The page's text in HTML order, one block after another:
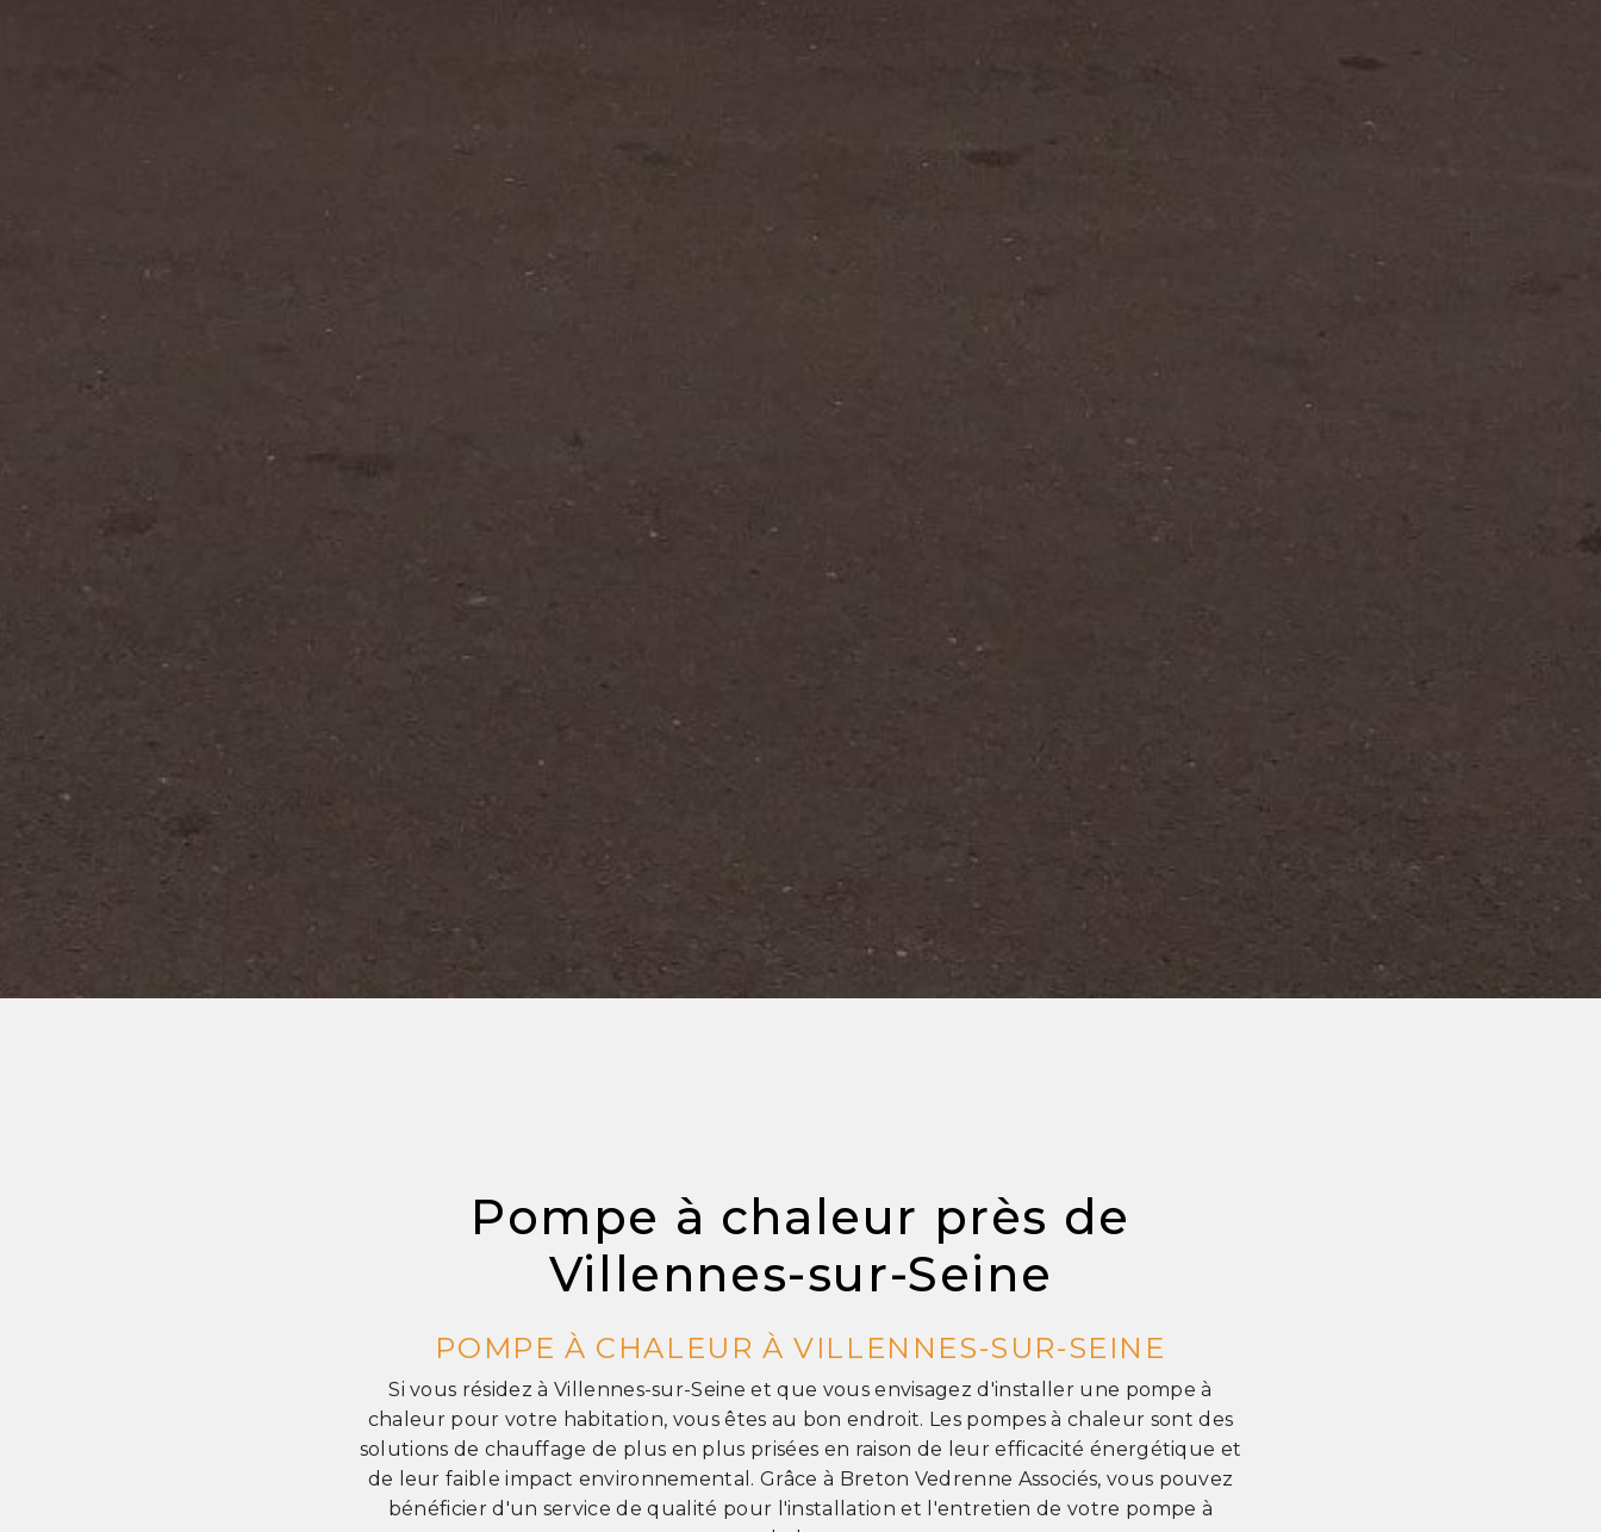
Pompe à chaleur près de
Villennes-sur-Seine
POMPE À CHALEUR À VILLENNES-SUR-SEINE
Si vous résidez à Villennes-sur-Seine et que vous envisagez d'installer une pompe à
chaleur pour votre habitation, vous êtes au bon endroit. Les pompes à chaleur sont des
solutions de chauffage de plus en plus prisées en raison de leur efficacité énergétique et
de leur faible impact environnemental. Grâce à Breton Vedrenne Associés, vous pouvez
bénéficier d'un service de qualité pour l'installation et l'entretien de votre pompe à